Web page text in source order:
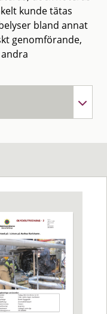
kunde tätas
bland annat
genomförande,